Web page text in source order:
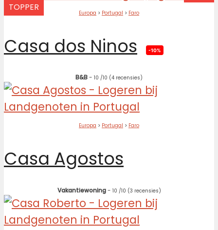
TOPPER
Europa > Portugal > Faro
Casa dos Ninos -10%
B&B- 10 /10 (4 recensies)
Europa > Portugal > Faro
Casa Agostos
Vakantiewoning- 10 /10 (3 recensies)